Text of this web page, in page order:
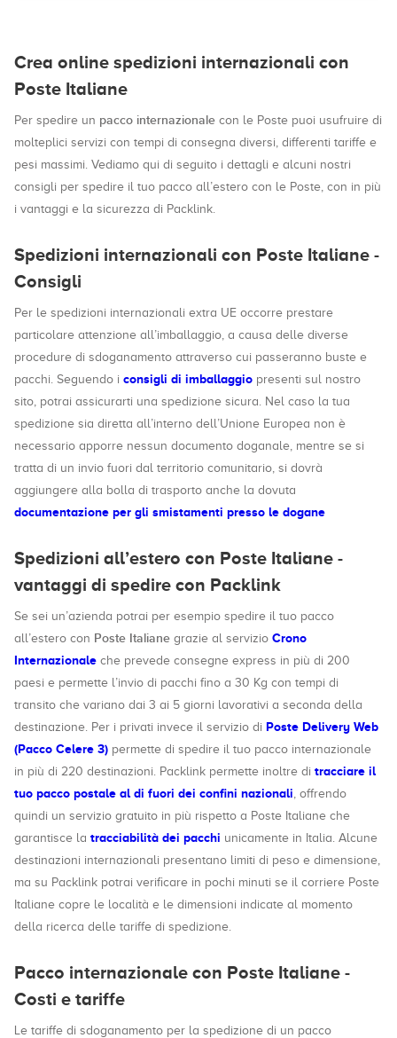
Crea online spedizioni internazionali con
Poste Italiane
Per spedire un pacco internazionale con le Poste puoi usufruire di
molteplici servizi con tempi di consegna diversi, differenti tariffe e
pesi massimi. Vediamo qui di seguito i dettagli e alcuni nostri
consigli per spedire il tuo pacco all’estero con le Poste, con in più
i vantaggi e la sicurezza di Packlink.
Spedizioni internazionali con Poste Italiane -
Consigli
Per le spedizioni internazionali extra UE occorre prestare
particolare attenzione all’imballaggio, a causa delle diverse
procedure di sdoganamento attraverso cui passeranno buste e
pacchi. Seguendo i consigli di imballaggio presenti sul nostro
sito, potrai assicurarti una spedizione sicura. Nel caso la tua
spedizione sia diretta all’interno dell’Unione Europea non è
necessario apporre nessun documento doganale, mentre se si
tratta di un invio fuori dal territorio comunitario, si dovrà
aggiungere alla bolla di trasporto anche la dovuta
documentazione per gli smistamenti presso le dogane
Spedizioni all’estero con Poste Italiane -
vantaggi di spedire con Packlink
Se sei un’azienda potrai per esempio spedire il tuo pacco
all’estero con Poste Italiane grazie al servizio Crono
Internazionale che prevede consegne express in più di 200
paesi e permette l’invio di pacchi fino a 30 Kg con tempi di
transito che variano dai 3 ai 5 giorni lavorativi a seconda della
destinazione. Per i privati invece il servizio di Poste Delivery Web
(Pacco Celere 3) permette di spedire il tuo pacco internazionale
in più di 220 destinazioni. Packlink permette inoltre di tracciare il
tuo pacco postale al di fuori dei confini nazionali, offrendo
quindi un servizio gratuito in più rispetto a Poste Italiane che
garantisce la tracciabilità dei pacchi unicamente in Italia. Alcune
destinazioni internazionali presentano limiti di peso e dimensione,
ma su Packlink potrai verificare in pochi minuti se il corriere Poste
Italiane copre le località e le dimensioni indicate al momento
della ricerca delle tariffe di spedizione.
Pacco internazionale con Poste Italiane -
Costi e tariffe
Le tariffe di sdoganamento per la spedizione di un pacco